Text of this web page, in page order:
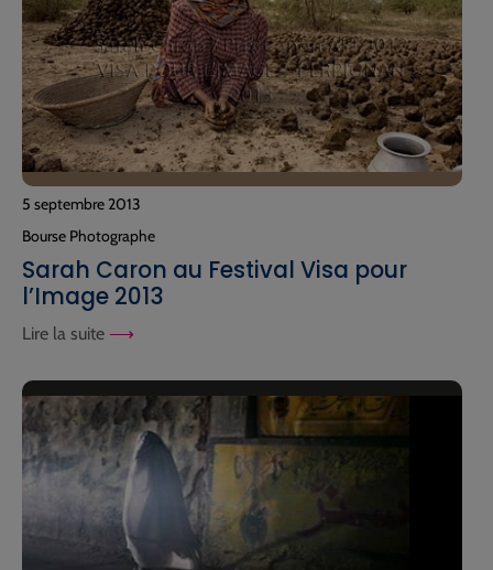
5 septembre 2013
Bourse Photographe
Sarah Caron au Festival Visa pour
l’Image 2013
Lire la suite